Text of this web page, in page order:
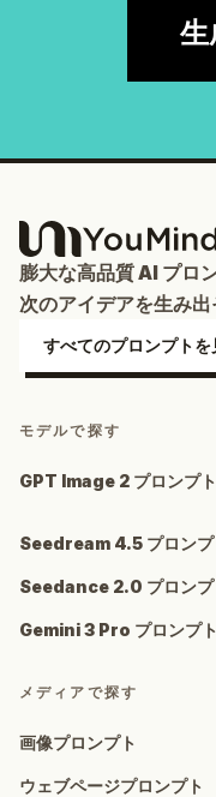
生
膨大な高品質 AI プロ
次のアイデアを生み出
すべてのプロンプトを
モデルで探す
GPT Image 2 プロンプト
Seedream 4.5 プロンプ
Seedance 2.0 プロンプ
Gemini 3 Pro プロンプト
メディアで探す
画像プロンプト
ウェブページプロンプト